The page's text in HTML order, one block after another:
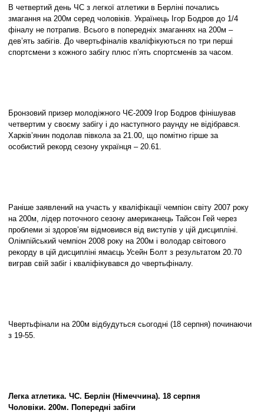
В четвертий день ЧС з легкої атлетики в Берліні почались
змагання на 200м серед чоловіків. Українець Ігор Бодров до 1/4
фіналу не потрапив. Всього в попередніх змаганнях на 200м –
дев’ять забігів. До чвертьфіналів кваліфікуються по три перші
спортсмени з кожного забігу плюс п’ять спортсменів за часом.
Бронзовий призер молодіжного ЧЄ-2009 Ігор Бодров фінішував
четвертим у своєму забігу і до наступного раунду не відібрався.
Харків’янин подолав півкола за 21.00, що помітно гірше за
особистий рекорд сезону українця – 20.61.
Раніше заявлений на участь у кваліфікації чемпіон світу 2007 року
на 200м, лідер поточного сезону американець Тайсон Гей через
проблеми зі здоров’ям відмовився від виступів у цій дисципліні.
Олімпійський чемпіон 2008 року на 200м і володар світового
рекорду в цій дисципліні ямаєць Усейн Болт з результатом 20.70
виграв свій забіг і кваліфікувався до чвертьфіналу.
Чвертьфінали на 200м відбудуться сьогодні (18 серпня) починаючи
з 19-55.
Легка атлетика. ЧС. Берлін (Німеччина). 18 серпня
Чоловіки. 200м. Попередні забіги